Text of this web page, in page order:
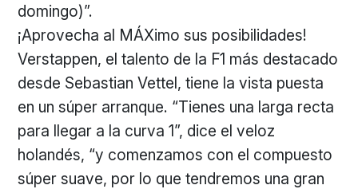
domingo)”.
¡Aprovecha al MÁXimo sus posibilidades!
Verstappen, el talento de la F1 más destacado
desde Sebastian Vettel, tiene la vista puesta
en un súper arranque. “Tienes una larga recta
para llegar a la curva 1”, dice el veloz
holandés, “y comenzamos con el compuesto
súper suave, por lo que tendremos una gran